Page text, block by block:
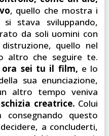
, quello che mostra i
si stava sviluppando,
da soli uomini con
quello nel
altro che seguire te.
ora sei tu il film, e lo
sua enunciazione,
altro tempo veniva
creatrice. Colui
questo
a concluderti,